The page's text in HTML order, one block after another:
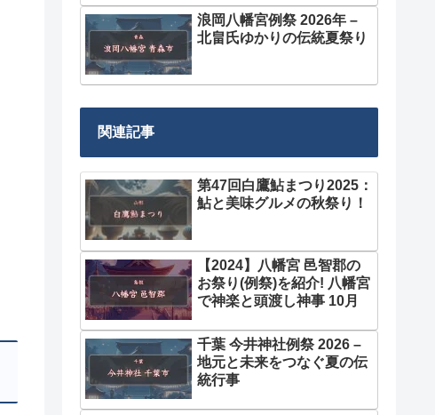
浪岡八幡宮例祭 2026年 –
北畠氏ゆかりの伝統夏祭り
関連記事
第47回白鷹鮎まつり2025：
鮎と美味グルメの秋祭り！
【2024】八幡宮 邑智郡の
お祭り(例祭)を紹介! 八幡宮
で神楽と頭渡し神事 10月
千葉 今井神社例祭 2026 –
地元と未来をつなぐ夏の伝
統行事